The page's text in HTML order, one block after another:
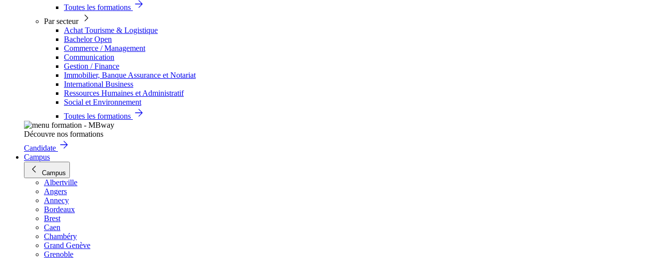
Toutes les formations
Par secteur
Achat Tourisme & Logistique
Bachelor Open
Commerce / Management
Communication
Gestion / Finance
Immobilier, Banque Assurance et Notariat
International Business
Ressources Humaines et Administratif
Social et Environnement
Toutes les formations
Découvre nos formations
Candidate
Campus
Campus
Albertville
Angers
Annecy
Bordeaux
Brest
Caen
Chambéry
Grand Genève
Grenoble